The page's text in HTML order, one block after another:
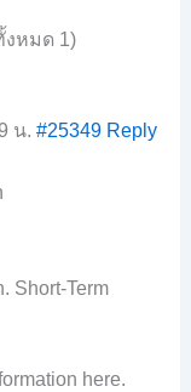
งหมด 1)
น. #25349 Reply
Short-Term
here.